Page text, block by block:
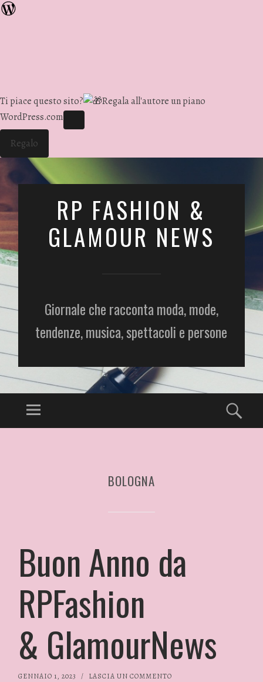
Ti piace questo sito?
Regala all'autore un piano
WordPress.com
Regalo
RP FASHION &
GLAMOUR NEWS
Giornale che racconta moda, mode,
tendenze, musica, spettacoli e persone
BOLOGNA
Buon Anno da
RPFashion
& GlamourNews
GENNAIO 1, 2023 / LASCIA UN COMMENTO